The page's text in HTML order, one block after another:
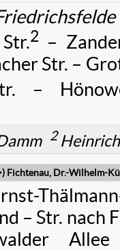
2–
Str. –
–
2
Fichtenau, Dr.-Wilhelm-
– Str. nach